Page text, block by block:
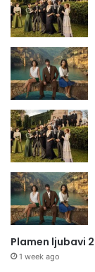
Plamen ljubavi
1 week ago